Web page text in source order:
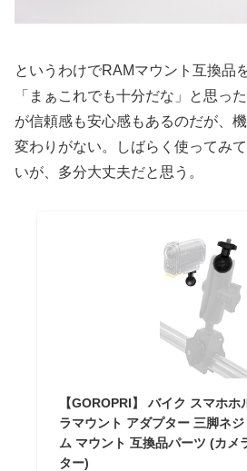
というわけでRAMマウント互換品
「まぁこれでも十分だな」と思っ
が信頼感も安心感もあるのだが、
変わりがない。しばらく使ってみ
いが、多分大丈夫だと思う。
【GOROPRI】 バイク スマホホ
ラマウント アダプター 三脚ネ
ム マウント 互換品パーツ (カメ
ター)